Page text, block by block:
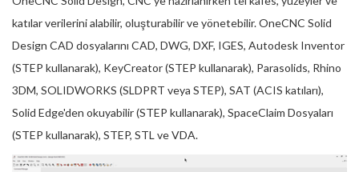
katılar verilerini alabilir, oluşturabilir ve yönetebilir. OneCNC Solid
Design CAD dosyalarını CAD, DWG, DXF, IGES, Autodesk Inventor
(STEP kullanarak), KeyCreator (STEP kullanarak), Parasolids, Rhino
3DM, SOLIDWORKS (SLDPRT veya STEP), SAT (ACIS katıları),
Solid Edge'den okuyabilir (STEP kullanarak), SpaceClaim Dosyaları
(STEP kullanarak), STEP, STL ve VDA.